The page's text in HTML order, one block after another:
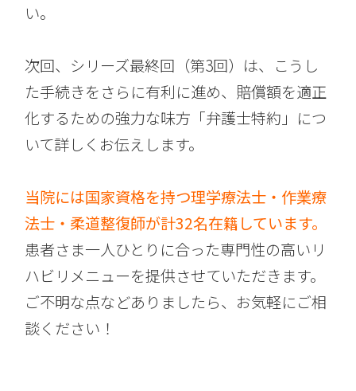
い。
次回、シリーズ最終回（第3回）は、こうし
た手続きをさらに有利に進め、賠償額を適正
化するための強力な味方「弁護士特約」につ
いて詳しくお伝えします。
当院には国家資格を持つ理学療法士・作業療
法士・柔道整復師が計32名在籍しています。
患者さま一人ひとりに合った専門性の高いリ
ハビリメニューを提供させていただきます。
ご不明な点などありましたら、お気軽にご相
談ください！